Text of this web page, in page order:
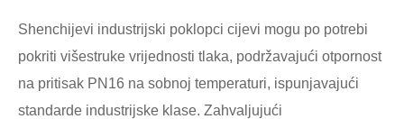
Shenchijevi industrijski poklopci cijevi mogu po potrebi
pokriti višestruke vrijednosti tlaka, podržavajući otpornost
na pritisak PN16 na sobnoj temperaturi, ispunjavajući
standarde industrijske klase. Zahvaljujući